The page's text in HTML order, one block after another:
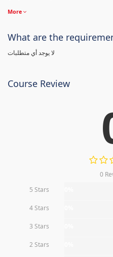
More
What are the
لا يوجد أي متطلبات
Course Review
0
5 Stars
4 Stars
3 Stars
2 Stars